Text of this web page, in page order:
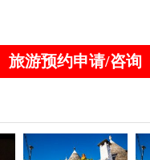
旅游预约申请/咨询